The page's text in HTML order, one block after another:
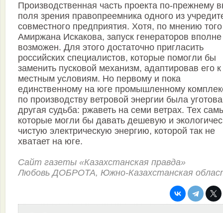
Производственная часть проекта по-прежнему
поля зрения правопреемника одного из
совместного предприятия. Хотя, по мнению
Амиржана Искакова, запуск генераторов вполне
возможен. Для этого достаточно пригласить
российских специалистов, которые помогли бы
заменить пусковой механизм, адаптировав его к
местным условиям. Но первому и пока
единственному на юге промышленному
по производству ветровой энергии была
другая судьба: ржаветь на семи ветрах. Тех
которые могли бы давать дешевую и
чистую электрическую энергию, которой так не
хватает на юге.
Сайт газеты «Казахстанская правда»
Любовь ДОБРОТА, Южно-Казахстанская